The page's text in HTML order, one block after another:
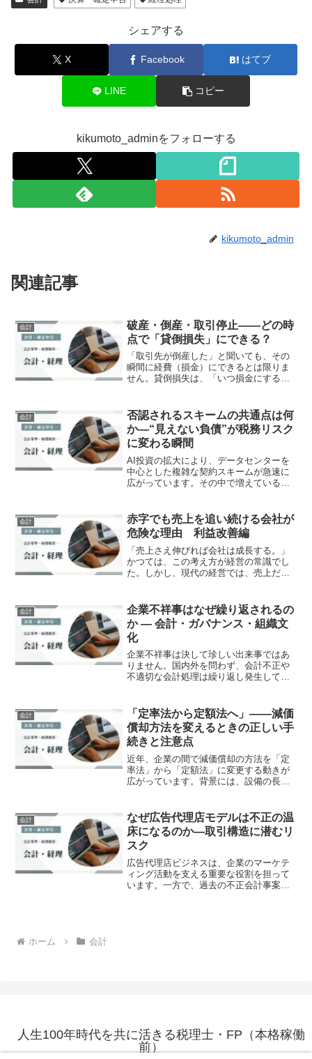
シェアする
X Facebook はてブ
LINE コピー
kikumoto_adminをフォローする
kikumoto_admin
関連記事
会計
破産・倒産・取引停止――どの時
点で「貸倒損失」にできる？
「取引先が倒産した」と聞いても、その
瞬間に経費（損金）にできるとは限りま
せん。貸倒損失は、「いつ損金にする
ります。今回は、実際によくあるケース
をもとに、破産・倒産・取引...
会計
否認されるスキームの共通点は何
か―“見えない負債”が税務リスク
に変わる瞬間
AI投資の拡大により、データセンターを
中心とした複雑な契約スキームが急速に
広がっています。その中で増えているの
す。これらのスキームは、会計上は適切
に処理されていても、税務上...
会計
赤字でも売上を追い続ける会社が
危険な理由 利益改善編
「売上さえ伸びれば会社は成長する。」
かつては、この考え方が経営の常識でし
た。しかし、現代の経営では、売上だけ
最高を更新しているにもかかわらず、利
益が減少し、資金繰りまで...
会計
企業不祥事はなぜ繰り返されるの
か ― 会計・ガバナンス・組織文
化
企業不祥事は決して珍しい出来事ではあ
りません。国内外を問わず、会計不正や
不適切な会計処理は繰り返し発生してい
います。近年報じられたニデックの問題
でも、長年にわたり「負の遺...
会計
「定率法から定額法へ」——減価
償却方法を変えるときの正しい手
続きと注意点
近年、企業の間で減価償却の方法を「定
率法」から「定額法」に変更する動きが
広がっています。背景には、設備の長期
事では、減価償却資産の基本から、償却
方法変更の手続き・留意点...
会計
なぜ広告代理店モデルは不正の温
床になるのか―取引構造に潜むリ
スク
広告代理店ビジネスは、企業のマーケテ
ィング活動を支える重要な役割を担って
います。一方で、過去の不正会計事案を
ホーム
会計
人生100年時代を共に活きる税理士・FP（本格稼働
前）